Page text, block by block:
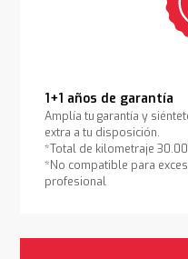
1+1 años de garantía
Amplía tu garantía y
extra a tu disposición.
*Total de kilometraje
*No compatible para
profesional